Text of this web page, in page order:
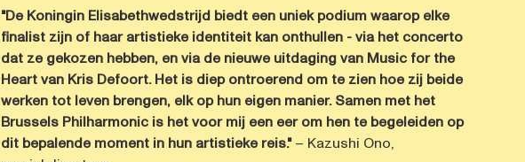
"De Koningin Elisabethwedstrijd biedt een uniek podium waarop elke
finalist zijn of haar artistieke identiteit kan onthullen - via het concerto
dat ze gekozen hebben, en via de nieuwe uitdaging van Music for the
Heart van Kris Defoort. Het is diep ontroerend om te zien hoe zij beide
werken tot leven brengen, elk op hun eigen manier. Samen met het
Brussels Philharmonic is het voor mij een eer om hen te begeleiden op
dit bepalende moment in hun artistieke reis."– Kazushi Ono,